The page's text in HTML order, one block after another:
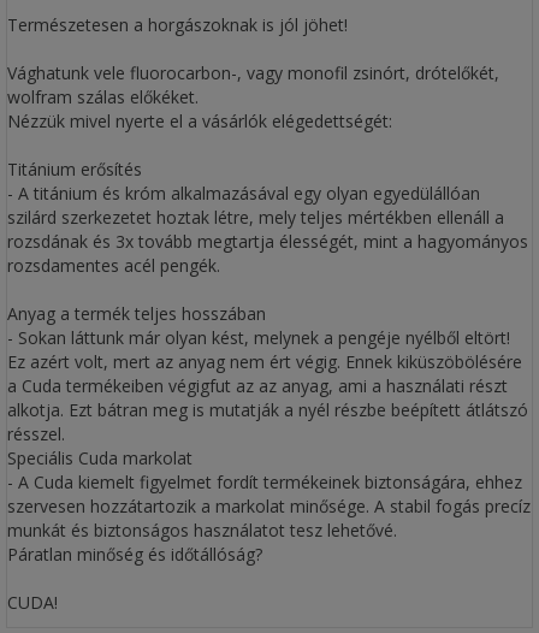
Természetesen a horgászoknak is jól jöhet!
Vághatunk vele fluorocarbon-, vagy monofil zsinórt, drótelőkét,
wolfram szálas előkéket.
Nézzük mivel nyerte el a vásárlók elégedettségét:
Titánium erősítés
- A titánium és króm alkalmazásával egy olyan egyedülállóan
szilárd szerkezetet hoztak létre, mely teljes mértékben ellenáll a
rozsdának és 3x tovább megtartja élességét, mint a hagyományos
rozsdamentes acél pengék.
Anyag a termék teljes hosszában
- Sokan láttunk már olyan kést, melynek a pengéje nyélből eltört!
Ez azért volt, mert az anyag nem ért végig. Ennek kiküszöbölésére
a Cuda termékeiben végigfut az az anyag, ami a használati részt
alkotja. Ezt bátran meg is mutatják a nyél részbe beépített átlátszó
résszel.
Speciális Cuda markolat
- A Cuda kiemelt figyelmet fordít termékeinek biztonságára, ehhez
szervesen hozzátartozik a markolat minősége. A stabil fogás precíz
munkát és biztonságos használatot tesz lehetővé.
Páratlan minőség és időtállóság?
CUDA!